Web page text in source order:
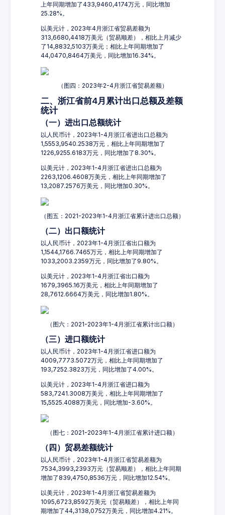
上年同期增加了433,9460,4174万元，同比增加
25.28%。
以美元计，2023年4月浙江省贸易差额为
313,6680,4418万美元（贸易顺差），相比上月减少
了14,8832,5103万美元；相比上年同期增加了
44,0470,8464万美元，同比增加16.34%。
（图四：2023年2-4月浙江省贸易差额）
二、浙江省前4月累计出口总额及差额
统计
（一）进出口总额统计
以人民币计，2023年1-4月浙江省进出口总额为
1,5553,9540.2538万元，相比上年同期增加了
1226,9255.6183万元，同比增加了8.30%。
以美元计，2023年1-4月浙江省进出口总额为
2263,1206.4608万美元，相比上年同期增加了
13,2087.2576万美元，同比增加0.30%。
（图五：2021-2023年1-4月浙江省累计进出口总额）
（二）出口额统计
以人民币计，2023年1-4月浙江省出口额为
1,1544,1766.7465万元，相比上年同期增加了
1033,2003.2359万元，同比增加了9.80%。
以美元计，2023年1-4月浙江省出口额为
1679,3965.16万美元，相比上年同期增加了
28,7612.6664万美元，同比增加1.80%。
（图六：2021-2023年1-4月浙江省累计出口额）
（三）进口额统计
以人民币计，2023年1-4月浙江省进口额为
4009,7773.5072万元，相比上年同期增加了
193,7252.3823万元，同比增加了4.00%。
以美元计，2023年1-4月浙江省进口额为
583,7241.3008万美元，相比上年同期增加了
15,5525.4088万美元，同比增加-3.60%。
（图七：2021-2023年1-4月浙江省累计进口额）
（四）贸易差额统计
以人民币计，2023年1-4月浙江省贸易差额为
7534,3993,2393万元（贸易顺差），相比上年同期
增加了839,4750,8536万元，同比增加12.54%。
以美元计，2023年1-4月浙江省贸易差额为
1095,6723,8592万美元（贸易顺差），相比上年同
期增加了44,3138,0752万美元，同比增加4.21%。